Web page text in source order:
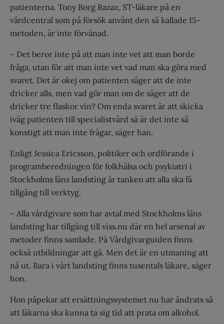
patienterna. Tony Borg Razaz, ST-läkare på en
vårdcentral som på försök använt den så kallade 15-
metoden, är inte förvånad.
– Det beror inte på att man inte vet att man borde
fråga, utan för att man inte vet vad man ska göra med
svaret. Det är okej om patienten säger att de inte
dricker alls, men vad gör man om de säger att de
dricker tre flaskor vin? Om enda svaret är att skicka
iväg patienten till specialistvård så är det inte så
konstigt att man inte frågar, säger han.
Enligt Jessica Ericsson, politiker och ordförande i
programberedningen för folkhälsa och psykiatri i
Stockholms läns landsting är tanken att alla ska få
tillgång till verktyg.
– Alla vårdgivare som har avtal med Stockholms läns
landsting har tillgång till viss.nu där en hel arsenal av
metoder finns samlade. På Vårdgivarguiden finns
också utbildningar att gå. Men det är en utmaning att
nå ut. Bara i vårt landsting finns tusentals läkare, säger
hon.
Hon påpekar att ersättningssystemet nu har ändrats så
att läkarna ska kunna ta sig tid att prata om alkohol.